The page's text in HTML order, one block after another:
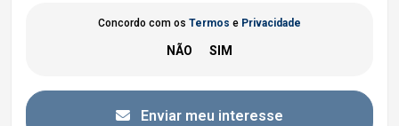
Concordo com os Termos e Privacidade
Enviar meu interesse